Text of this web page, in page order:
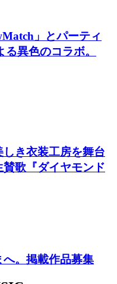
」とパーティ
異色のコラボ。
しき衣装工房を舞台
歌『ダイヤモンド
。掲載作品募集